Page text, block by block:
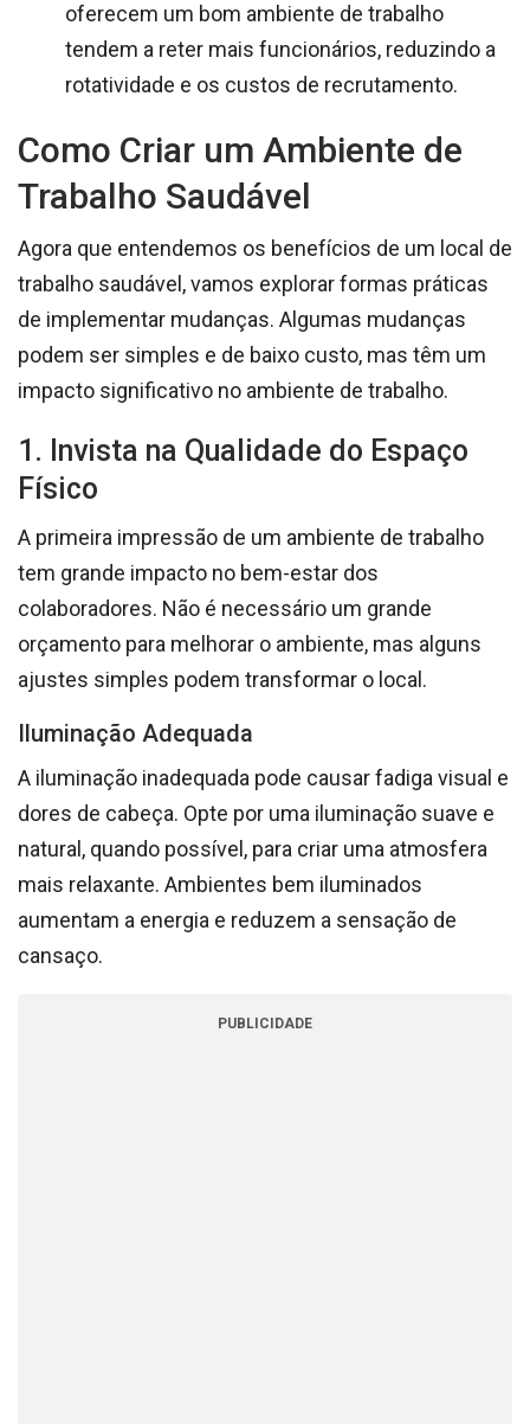
oferecem um bom ambiente de trabalho
tendem a reter mais funcionários, reduzindo a
rotatividade e os custos de recrutamento.
Como Criar um Ambiente de
Trabalho Saudável
Agora que entendemos os benefícios de um local de
trabalho saudável, vamos explorar formas práticas
de implementar mudanças. Algumas mudanças
podem ser simples e de baixo custo, mas têm um
impacto significativo no ambiente de trabalho.
1. Invista na Qualidade do Espaço
Físico
A primeira impressão de um ambiente de trabalho
tem grande impacto no bem-estar dos
colaboradores. Não é necessário um grande
orçamento para melhorar o ambiente, mas alguns
ajustes simples podem transformar o local.
Iluminação Adequada
A iluminação inadequada pode causar fadiga visual e
dores de cabeça. Opte por uma iluminação suave e
natural, quando possível, para criar uma atmosfera
mais relaxante. Ambientes bem iluminados
aumentam a energia e reduzem a sensação de
cansaço.
PUBLICIDADE